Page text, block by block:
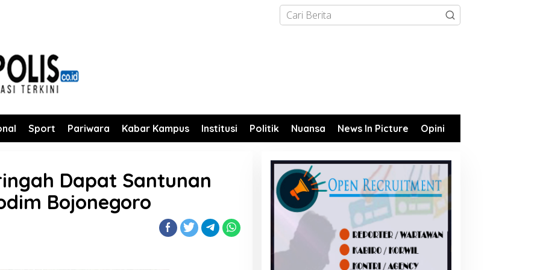
Sport Pariwara Kabar Kampus Institusi Politik Nuansa News In Picture Opini
Dapat Santunan
Bojonegoro